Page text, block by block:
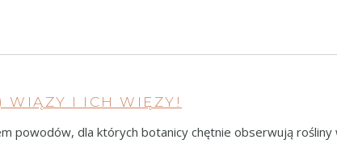
WIĄZY I ICH WIĘZY!
powodów, dla których botanicy chętnie obserwują rośliny